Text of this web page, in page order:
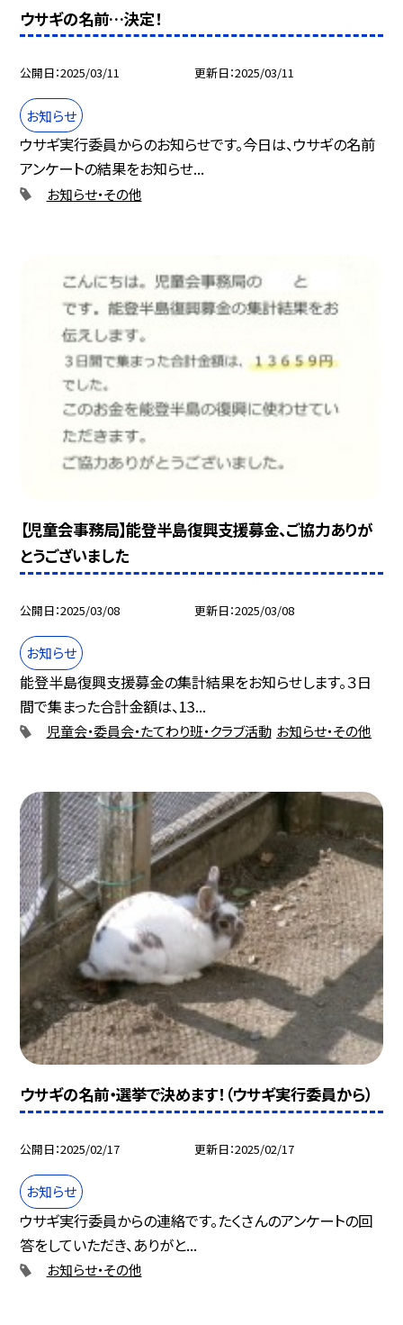
ウサギの名前…決定！
公開日 2025/03/11 更新日 2025/03/11
お知らせ
ウサギ実行委員からのお知らせです。今日は、ウサギの名前
アンケートの結果をお知らせ...
お知らせ・その他
【児童会事務局】能登半島復興支援募金、ご協力ありが
とうございました
公開日 2025/03/08 更新日 2025/03/08
お知らせ
能登半島復興支援募金の集計結果をお知らせします。３日
間で集まった合計金額は、13...
児童会・委員会・たてわり班・クラブ活動 お知らせ・その他
ウサギの名前・選挙で決めます！（ウサギ実行委員から）
公開日 2025/02/17 更新日 2025/02/17
お知らせ
ウサギ実行委員からの連絡です。たくさんのアンケートの回
答をしていただき、ありがと...
お知らせ・その他